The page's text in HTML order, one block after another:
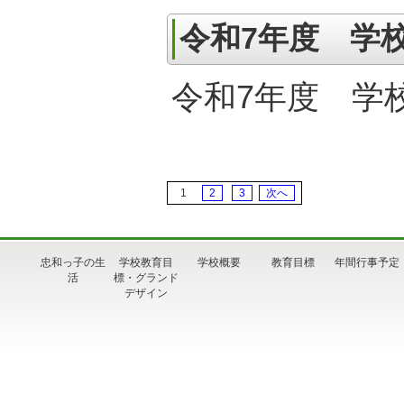
令和7年度 学
令和7年度 学
1 2 3 次へ
忠和っ子の生
活
学校教育目
標・グランド
デザイン
学校概要 教育目標 年間行事予定